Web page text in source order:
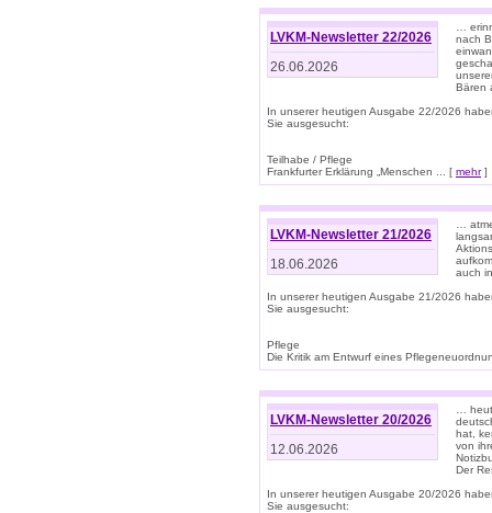
LVKM-Newsletter 22/2026
26.06.2026
…
nach
Bären
In unserer heutigen Ausgabe 22/2026
Sie ausgesucht:
Teilhabe / Pflege
Frankfurter Erklärung „Menschen ... [ mehr]
LVKM-Newsletter 21/2026
18.06.2026
…
auch
In unserer heutigen Ausgabe 21/2026
Sie ausgesucht:
Pflege
Die Kritik am Entwurf eines
LVKM-Newsletter 20/2026
12.06.2026
…
hat,
von
Der
In unserer heutigen Ausgabe 20/2026
Sie ausgesucht: